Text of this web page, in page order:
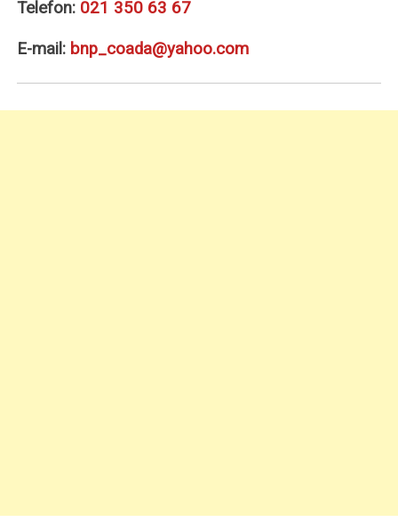
Telefon: 021 350 63 67
E-mail: bnp_coada@yahoo.com